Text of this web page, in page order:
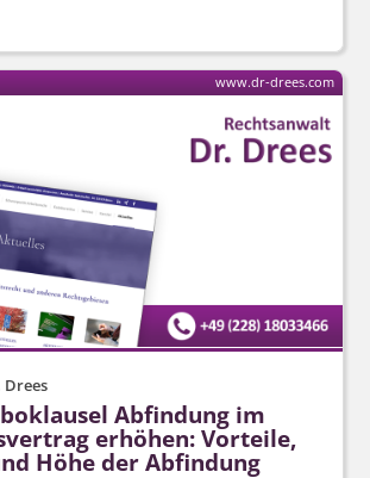
Abfindung im
erhöhen: Vorteile,
Höhe der Abfindung
www.dr-drees.com